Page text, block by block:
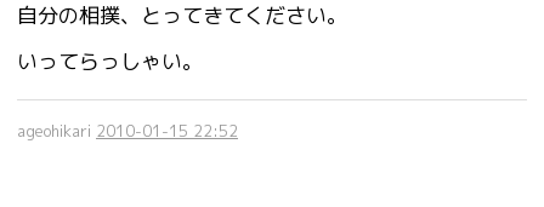
自分の相撲、とってきてください。
いってらっしゃい。
ageohikari 2010-01-15 22:52